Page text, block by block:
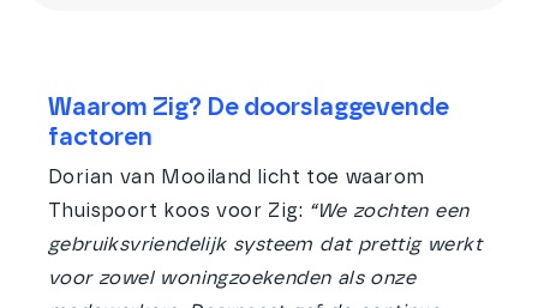
Waarom Zig? De doorslaggevende
factoren
Dorian van Mooiland licht toe waarom
Thuispoort koos voor Zig: “We zochten een
gebruiksvriendelijk systeem dat prettig werkt
voor zowel woningzoekenden als onze